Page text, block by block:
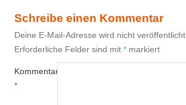
Schreibe einen Kommentar
Deine E-Mail-Adresse wird nicht veröffentlicht.
Erforderliche Felder sind mit * markiert
Kommentar
*